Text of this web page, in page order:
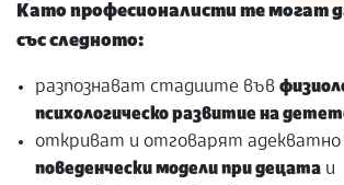
Като професионалисти те могат
със следното:
разпознават стадиите във
психологическо развитие на
откриват и отговарят адекватно
поведенчески модели при децата и